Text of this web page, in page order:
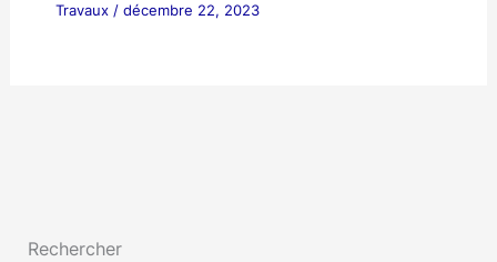
Travaux/ décembre 22, 2023
Rechercher